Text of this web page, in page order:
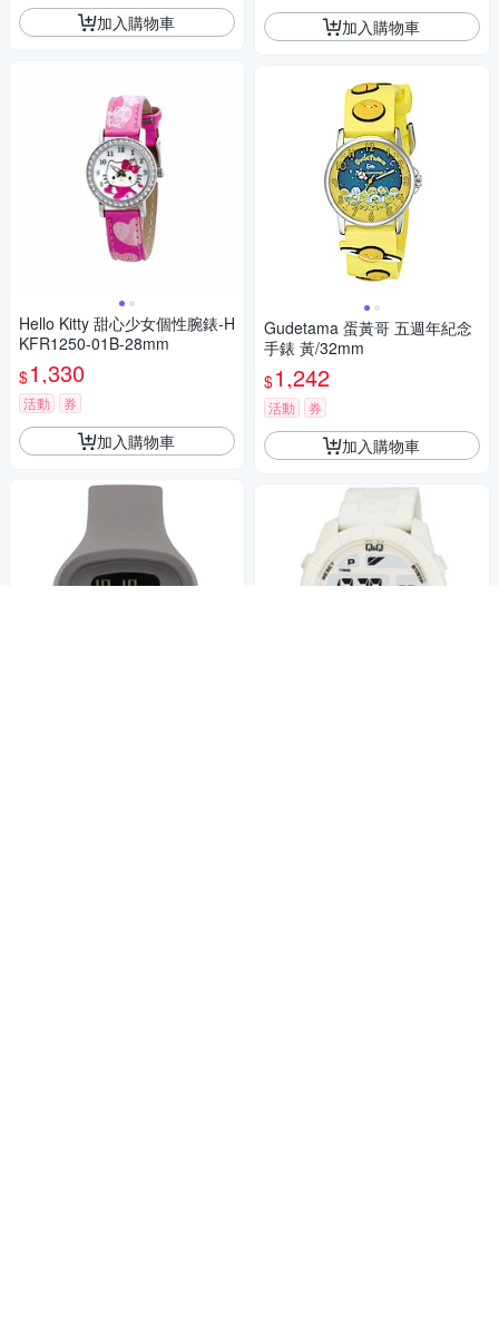
加入購物車
Hello Kitty 甜心少女個性腕錶-H
KFR1250-01B-28mm
$1,330
活動 券
加入購物車
加入購物車
Gudetama 蛋黃哥 五週年紀念
手錶 黃/32mm
$1,242
活動 券
加入購物車